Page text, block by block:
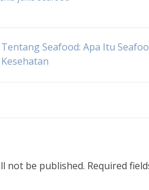
Seafood: Apa Itu
not be published. Required